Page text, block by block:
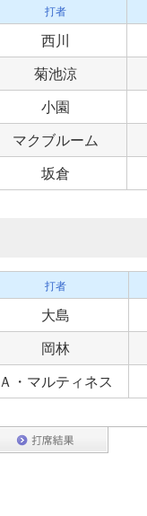
打者
西川
菊池涼
小園
マクブルーム
坂倉
打者
大島
岡林
Ａ・マルティネス